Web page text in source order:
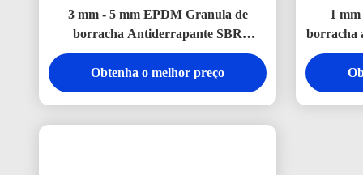
3 mm - 5 mm EPDM Granula de
borracha Antiderrapante SBR
Granula de borracha para playground
ao ar livre
Obtenha o melhor preço
1
borracha